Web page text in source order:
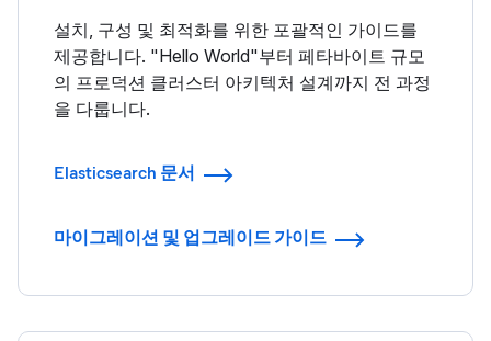
설치, 구성 및 최적화를 위한 포괄적인 가이드를
제공합니다. "Hello World"부터 페타바이트 규모
의 프로덕션 클러스터 아키텍처 설계까지 전 과정
을 다룹니다.
Elasticsearch 문서
마이그레이션 및 업그레이드 가이드